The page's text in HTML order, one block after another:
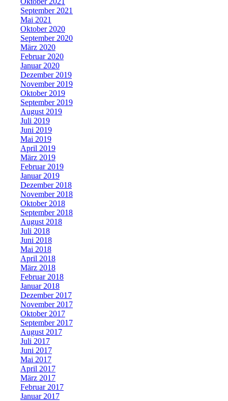
September 2021
Mai 2021
Oktober 2020
September 2020
März 2020
Februar 2020
Januar 2020
Dezember 2019
November 2019
Oktober 2019
September 2019
August 2019
Juli 2019
Juni 2019
Mai 2019
April 2019
März 2019
Februar 2019
Januar 2019
Dezember 2018
November 2018
Oktober 2018
September 2018
August 2018
Juli 2018
Juni 2018
Mai 2018
April 2018
März 2018
Februar 2018
Januar 2018
Dezember 2017
November 2017
Oktober 2017
September 2017
August 2017
Juli 2017
Juni 2017
Mai 2017
April 2017
März 2017
Februar 2017
Januar 2017